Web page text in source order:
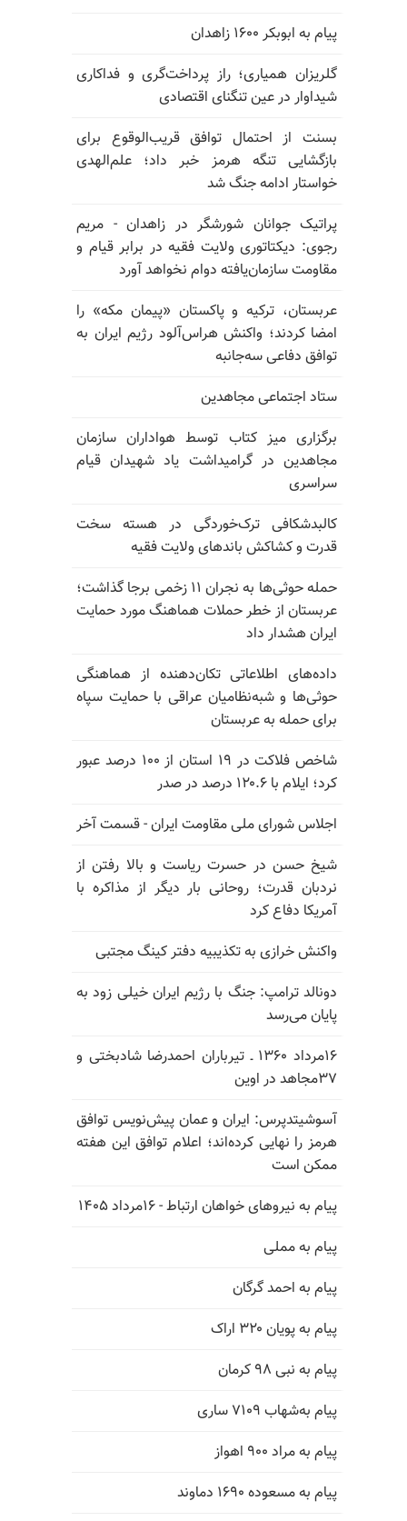
پیام به ابوبکر ۱۶۰۰ زاهدان
گلریزان همیاری؛ راز پرداخت‌گری و فداکاری
شیداوار در عین تنگنای اقتصادی
بسنت از احتمال توافق قریب‌الوقوع برای
بازگشایی تنگه هرمز خبر داد؛ علم‌الهدی
خواستار ادامه جنگ شد
پراتیک جوانان شورشگر در زاهدان - مریم
رجوی: دیکتاتوری ولایت فقیه در برابر قیام و
مقاومت سازمان‌یافته دوام نخواهد آورد
عربستان، ترکیه و پاکستان «پیمان مکه» را
امضا کردند؛ واکنش هراس‌آلود رژیم ایران به
توافق دفاعی سه‌جانبه
ستاد اجتماعی مجاهدین
برگزاری میز کتاب توسط هواداران سازمان
مجاهدین در گرامیداشت یاد شهیدان قیام
سراسری
کالبدشکافی ترک‌خوردگی در هسته سخت
قدرت و کشاکش باندهای ولایت فقیه
حمله حوثی‌ها به نجران ۱۱ زخمی برجا گذاشت؛
عربستان از خطر حملات هماهنگ مورد حمایت
ایران هشدار داد
داده‌های اطلاعاتی تکان‌دهنده از هماهنگی
حوثی‌ها و شبه‌نظامیان عراقی با حمایت سپاه
برای حمله به عربستان
شاخص فلاکت در ۱۹ استان از ۱۰۰ درصد عبور
کرد؛ ایلام با ۱۲۰.۶ درصد در صدر
اجلاس شورای ملی مقاومت ایران - قسمت آخر
شیخ حسن در حسرت ریاست و بالا رفتن از
نردبان قدرت؛ روحانی بار دیگر از مذاکره با
آمریکا دفاع کرد
واکنش خرازی به تکذیبیه دفتر کینگ مجتبی
دونالد ترامپ: جنگ با رژیم ایران خیلی زود به
پایان می‌رسد
۱۶مرداد ۱۳۶۰ ـ تیرباران احمدرضا شادبختی و
۳۷مجاهد در اوین
آسوشیتدپرس: ایران و عمان پیش‌نویس توافق
هرمز را نهایی کرده‌اند؛ اعلام توافق این هفته
ممکن است
پیام به نیروهای خواهان ارتباط - ۱۶مرداد ۱۴۰۵
پیام به مملی
پیام به احمد گرگان
پیام به پویان ۳۲۰ اراک
پیام به نبی ۹۸ کرمان
پیام به‌شهاب ۷۱۰۹ ساری
پیام به مراد ۹۰۰ اهواز
پیام به مسعوده ۱۶۹۰ دماوند